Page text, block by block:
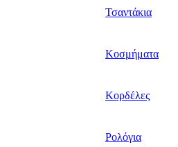
Τσαντάκια
Κοσμήματα
Κορδέλες
Ρολόγια